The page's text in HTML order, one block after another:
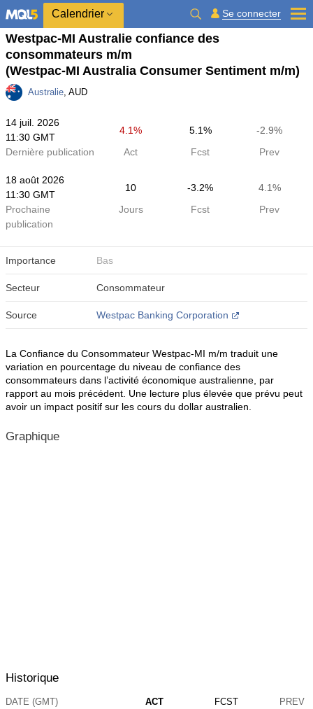
Calendrier Se connecter
Westpac-MI Australie confiance des
consommateurs m/m
(Westpac-MI Australia Consumer Sentiment m/m)
Australie, AUD
14 juil. 2026
11:30 GMT
4.1% 5.1%
-2.9%
Dernière publication
Act Fcst Prev
18 août 2026
11:30 GMT
10 -3.2%
4.1%
Prochaine
publication
Jours Fcst Prev
Importance Bas
Secteur Consommateur
Source Westpac Banking Corporation
La Confiance du Consommateur Westpac-MI m/m traduit une
variation en pourcentage du niveau de confiance des
consommateurs dans l’activité économique australienne, par
rapport au mois précédent. Une lecture plus élevée que prévu peut
avoir un impact positif sur les cours du dollar australien.
Graphique
Historique
DATE (GMT) ACT FCST PREV